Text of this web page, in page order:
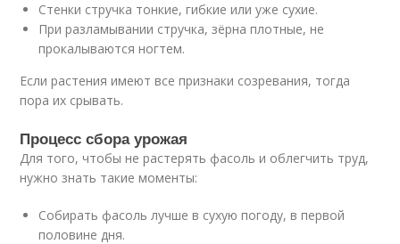
Стенки стручка тонкие, гибкие или уже сухие.
При разламывании стручка, зёрна плотные, не
прокалываются ногтем.
Если растения имеют все признаки созревания, тогда
пора их срывать.
Процесс сбора урожая
Для того, чтобы не растерять фасоль и облегчить труд,
нужно знать такие моменты:
Собирать фасоль лучше в сухую погоду, в первой
половине дня.